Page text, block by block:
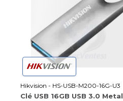
Hikvision - HS-USB-M200-16G-U3
Clé USB 16GB USB 3.0 Metal